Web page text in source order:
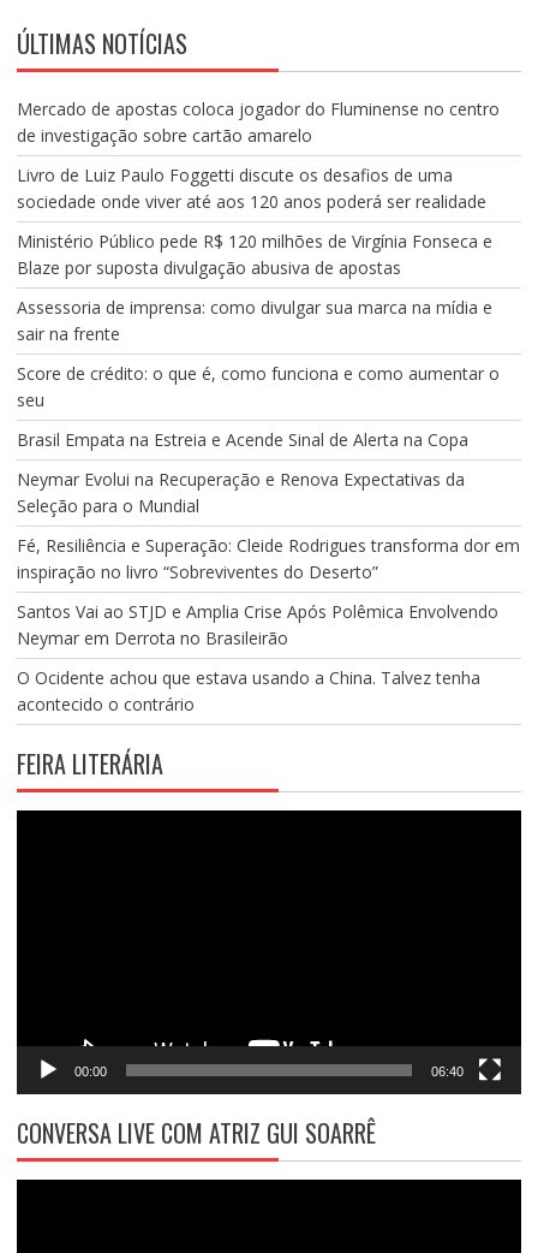
ÚLTIMAS NOTÍCIAS
Mercado de apostas coloca jogador do Fluminense no centro
de investigação sobre cartão amarelo
Livro de Luiz Paulo Foggetti discute os desafios de uma
sociedade onde viver até aos 120 anos poderá ser realidade
Ministério Público pede R$ 120 milhões de Virgínia Fonseca e
Blaze por suposta divulgação abusiva de apostas
Assessoria de imprensa: como divulgar sua marca na mídia e
sair na frente
Score de crédito: o que é, como funciona e como aumentar o
seu
Brasil Empata na Estreia e Acende Sinal de Alerta na Copa
Neymar Evolui na Recuperação e Renova Expectativas da
Seleção para o Mundial
Fé, Resiliência e Superação: Cleide Rodrigues transforma dor em
inspiração no livro “Sobreviventes do Deserto”
Santos Vai ao STJD e Amplia Crise Após Polêmica Envolvendo
Neymar em Derrota no Brasileirão
O Ocidente achou que estava usando a China. Talvez tenha
acontecido o contrário
FEIRA LITERÁRIA
00:00 06:40
CONVERSA LIVE COM ATRIZ GUI SOARRÊ